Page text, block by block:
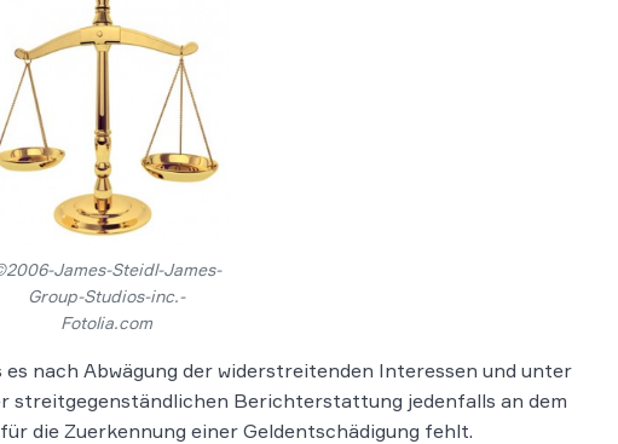
James-Steidl-James-
Group-Studios-inc.-
Fotolia.com
es nach Abwägung der widerstreitenden Interessen und unter
streitgegenständlichen Berichterstattung jedenfalls an dem
die Zuerkennung einer Geldentschädigung fehlt.